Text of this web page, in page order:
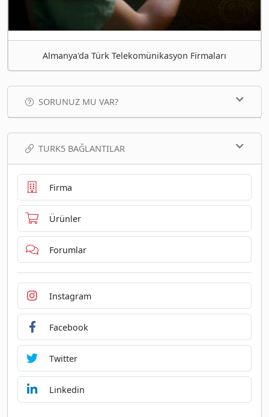
Almanya'da Türk Telekomünikasyon Firmaları
SORUNUZ MU VAR?
TURK5 BAĞLANTILAR
Firma
Ürünler
Forumlar
Instagram
Facebook
Twitter
Linkedin